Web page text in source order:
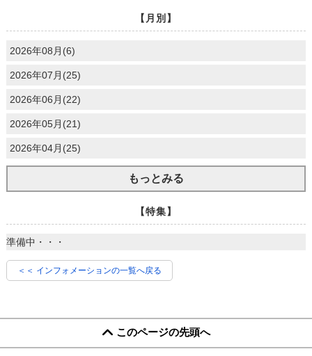
【月別】
2026年08月(6)
2026年07月(25)
2026年06月(22)
2026年05月(21)
2026年04月(25)
もっとみる
【特集】
準備中・・・
＜＜ インフォメーションの一覧へ戻る
このページの先頭へ